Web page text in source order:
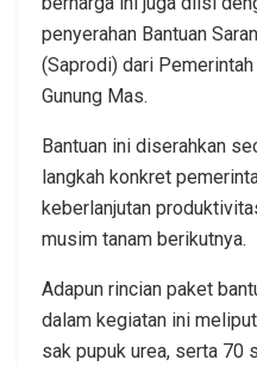
penyerahan Bantuan
(Saprodi) dari
Gunung Mas.
Bantuan ini diserahkan
langkah konkret
keberlanjutan
musim tanam berikutnya.
Adapun rincian paket
dalam kegiatan ini
sak pupuk urea, serta 70